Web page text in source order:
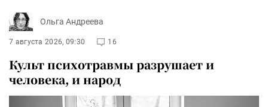
Ольга Андреева
7 августа 2026, 09:30 16
Культ психотравмы разрушает и
человека, и народ